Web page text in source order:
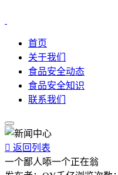
首页
关于我们
食品安全动态
食品安全知识
联系我们
 返回列表
一个鄙人㖭一个正在翁